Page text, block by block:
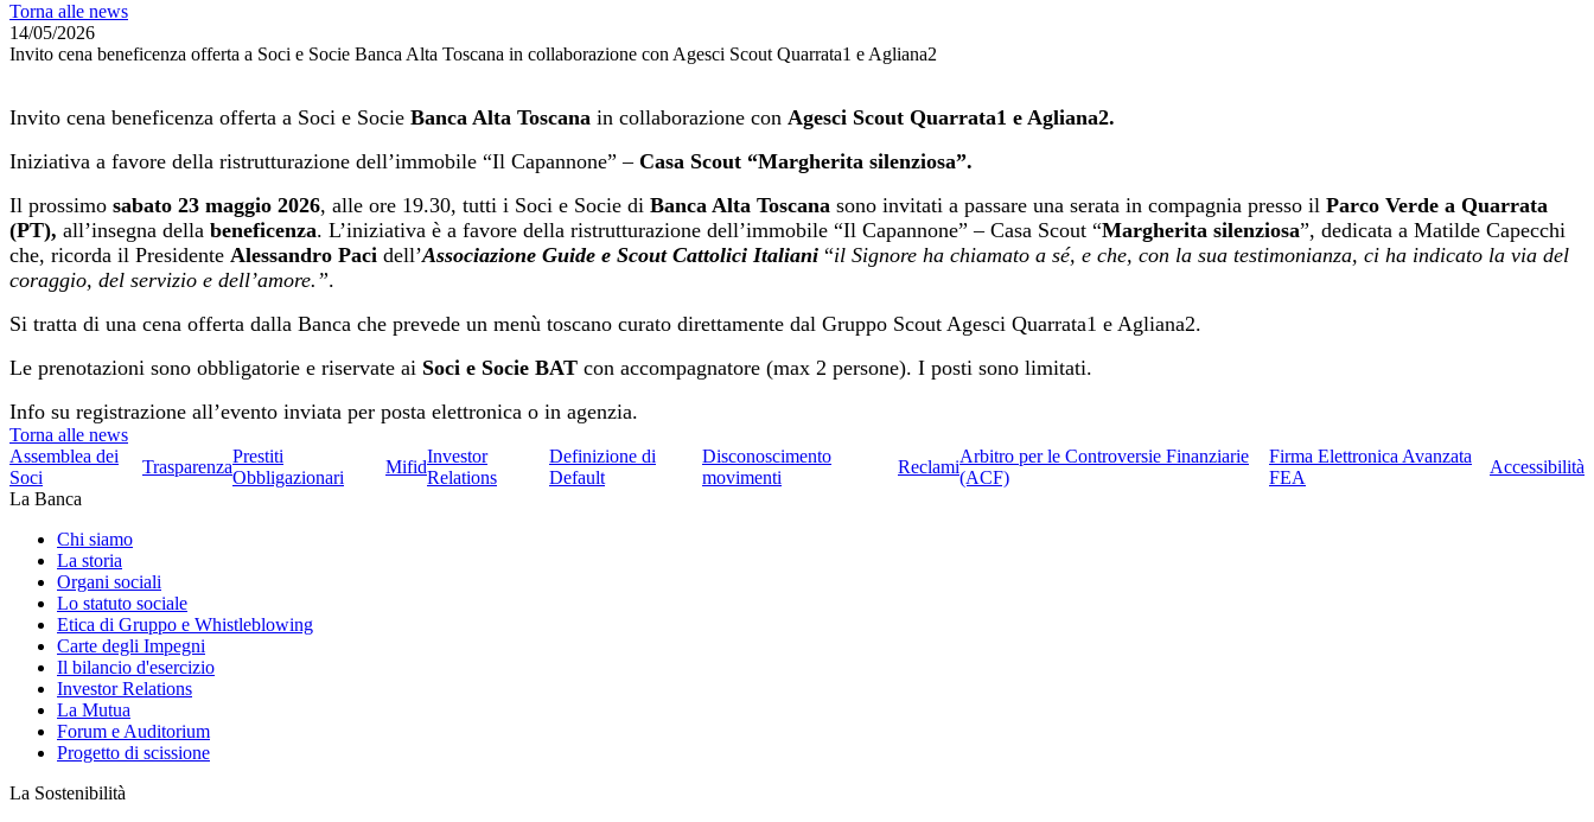
Torna alle news
14/05/2026
Invito cena beneficenza offerta a Soci e Socie Banca Alta Toscana in collaborazione con Agesci Scout Quarrata1 e Agliana2
Invito cena beneficenza offerta a Soci e Socie Banca Alta Toscana in collaborazione con Agesci Scout Quarrata1 e Agliana2.
Iniziativa a favore della ristrutturazione dell’immobile “Il Capannone” – Casa Scout “Margherita silenziosa”.
Il prossimo sabato 23 maggio 2026, alle ore 19.30, tutti i Soci e Socie di Banca Alta Toscana sono invitati a passare una serata in compagnia presso il Parco Verde a Quarrata
(PT), all’insegna della beneficenza. L’iniziativa è a favore della ristrutturazione dell’immobile “Il Capannone” – Casa Scout “Margherita silenziosa”, dedicata a Matilde Capecchi
che, ricorda il Presidente Alessandro Paci dell’Associazione Guide e Scout Cattolici Italiani “il Signore ha chiamato a sé, e che, con la sua testimonianza, ci ha indicato la via del
coraggio, del servizio e dell’amore.”.
Si tratta di una cena offerta dalla Banca che prevede un menù toscano curato direttamente dal Gruppo Scout Agesci Quarrata1 e Agliana2.
Le prenotazioni sono obbligatorie e riservate ai Soci e Socie BAT con accompagnatore (max 2 persone). I posti sono limitati.
Info su registrazione all’evento inviata per posta elettronica o in agenzia.
Torna alle news
Assemblea dei
Soci
Trasparenza
Prestiti
Obbligazionari
Mifid
Investor
Relations
Definizione di
Default
Disconoscimento
movimenti
Reclami
Arbitro per le Controversie Finanziarie
(ACF)
Firma Elettronica Avanzata
FEA
Accessibilità
La Banca
Chi siamo
La storia
Organi sociali
Lo statuto sociale
Etica di Gruppo e Whistleblowing
Carte degli Impegni
Il bilancio d'esercizio
Investor Relations
La Mutua
Forum e Auditorium
Progetto di scissione
La Sostenibilità